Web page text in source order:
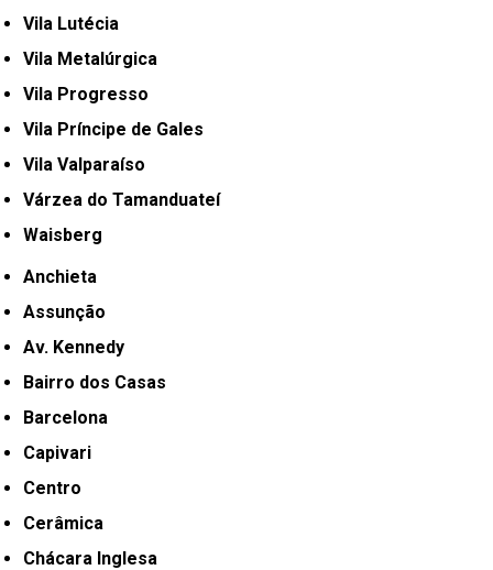
Vila Lutécia
Vila Metalúrgica
Vila Progresso
Vila Príncipe de Gales
Vila Valparaíso
Várzea do Tamanduateí
Waisberg
Anchieta
Assunção
Av. Kennedy
Bairro dos Casas
Barcelona
Capivari
Centro
Cerâmica
Chácara Inglesa